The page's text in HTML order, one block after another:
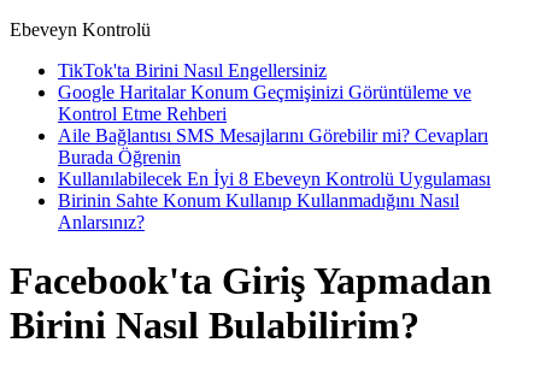
Ebeveyn Kontrolü
TikTok'ta Birini Nasıl Engellersiniz
Google Haritalar Konum Geçmişinizi Görüntüleme ve
Kontrol Etme Rehberi
Aile Bağlantısı SMS Mesajlarını Görebilir mi? Cevapları
Burada Öğrenin
Kullanılabilecek En İyi 8 Ebeveyn Kontrolü Uygulaması
Birinin Sahte Konum Kullanıp Kullanmadığını Nasıl
Anlarsınız?
Facebook'ta Giriş Yapmadan
Birini Nasıl Bulabilirim?